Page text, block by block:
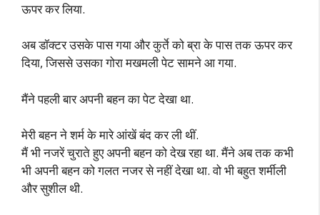
ऊपर कर लिया.
अब डॉक्टर उसके पास गया और कुर्ते को ब्रा के पास तक ऊपर कर
दिया, जिससे उसका गोरा मखमली पेट सामने आ गया.
मैंने पहली बार अपनी बहन का पेट देखा था.
मेरी बहन ने शर्म के मारे आंखें बंद कर ली थीं.
मैं भी नजरें चुराते हुए अपनी बहन को देख रहा था. मैंने अब तक कभी
भी अपनी बहन को गलत नजर से नहीं देखा था. वो भी बहुत शर्मीली
और सुशील थी.